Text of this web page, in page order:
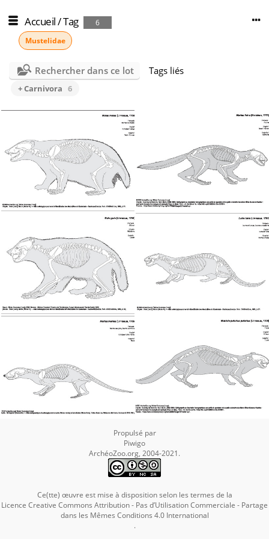
Accueil/Tag
6
Mustelidae
Rechercher dans ce lot Tags liés
+ Carnivora 6
Propulsé par
Piwigo
ArchéoZoo.org, 2004-2021.
Ce(tte) œuvre est mise à disposition selon les termes de la
Licence Creative Commons Attribution - Pas d’Utilisation Commerciale - Partage
dans les Mêmes Conditions 4.0 International
.